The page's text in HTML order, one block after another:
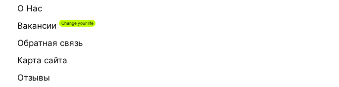
О Нас
Вакансии
Обратная связь
Карта сайта
Отзывы